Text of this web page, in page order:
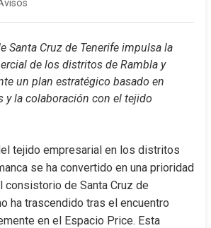
Santa Cruz de Tenerife impulsa la
de los distritos de Rambla y
un plan estratégico basado en
y la colaboración con el tejido
tejido empresarial en los distritos
se ha convertido en una prioridad
consistorio de Santa Cruz de
ha trascendido tras el encuentro
en el Espacio Price. Esta